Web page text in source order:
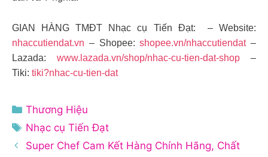
GIAN HÀNG TMĐT Nhạc cụ Tiến Đạt: – Website:
nhaccutiendat.vn – Shopee:shopee.vn/nhaccutiendat–
Lazada: www.lazada.vn/shop/nhac-cu-tien-dat-shop –
Tiki: tiki?nhac-cu-tien-dat
Danh
mục
Thương Hiệu
Thẻ
Nhạc cụ Tiến Đạt
Super Chef Cam Kết Hàng Chính Hãng, Chất